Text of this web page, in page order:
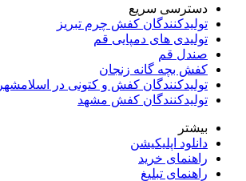
دسترسی سریع
تولیدکنندگان کفش چرم تبریز
تولیدی های دمپایی قم
صندل قم
کفش بچه گانه زنجان
تولیدکنندگان کفش و کتونی در اسلامشهر
تولیدکنندگان کفش مشهد
بیشتر
دانلود اپلیکیشن
راهنمای خرید
راهنمای تبلیغ